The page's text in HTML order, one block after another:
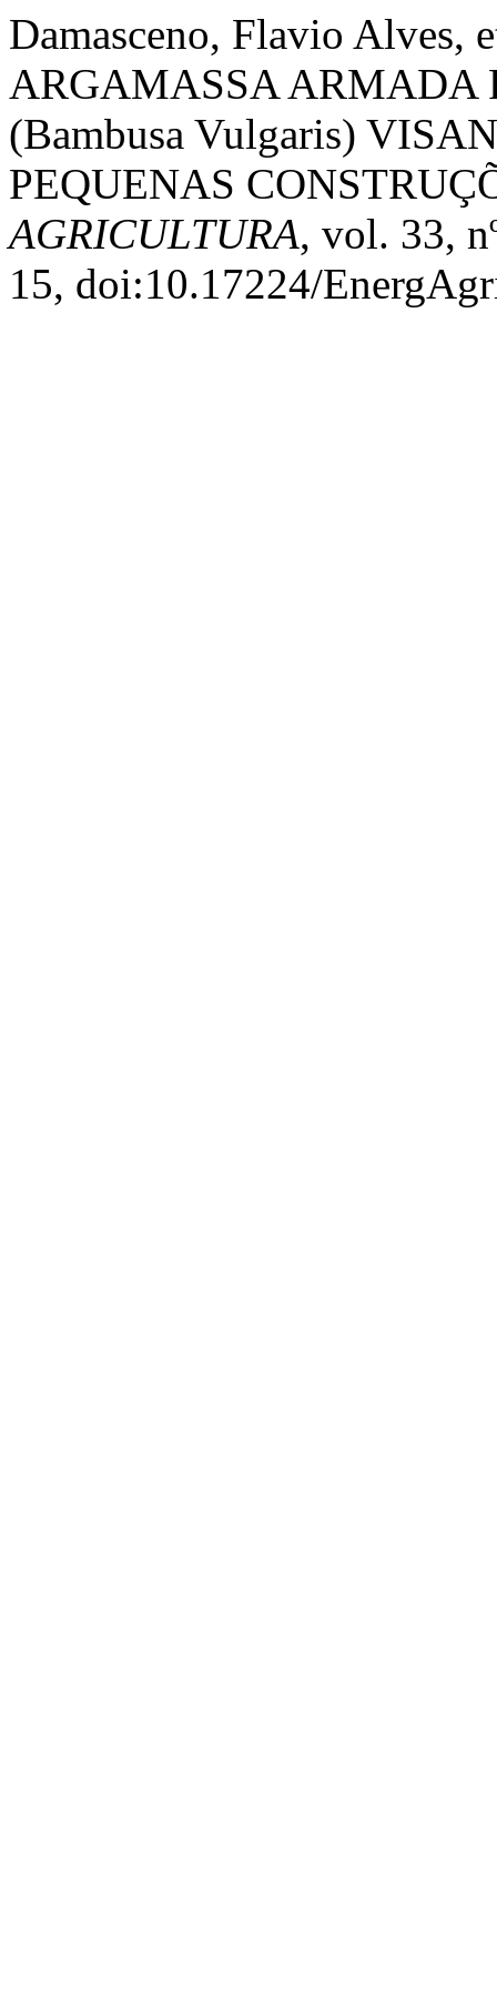
Damasceno, Flavio Alves,
ARGAMASSA ARMADA
(Bambusa Vulgaris)
PEQUENAS
AGRICULTURA, vol. 33,
15, doi:10.17224/